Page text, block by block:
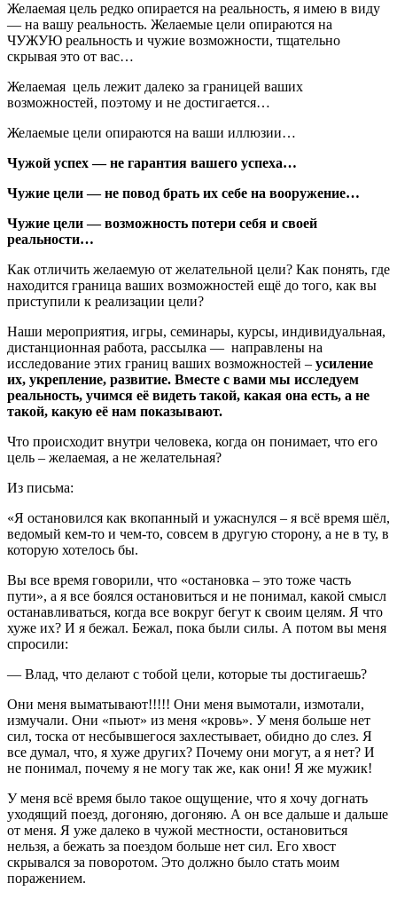
Желаемая цель редко опирается на реальность, я имею в виду
— на вашу реальность. Желаемые цели опираются на
ЧУЖУЮ реальность и чужие возможности, тщательно
скрывая это от вас…
Желаемая цель лежит далеко за границей ваших
возможностей, поэтому и не достигается…
Желаемые цели опираются на ваши иллюзии…
Чужой успех — не гарантия вашего успеха…
Чужие цели — не повод брать их себе на вооружение…
Чужие цели — возможность потери себя и своей
реальности…
Как отличить желаемую от желательной цели? Как понять, где
находится граница ваших возможностей ещё до того, как вы
приступили к реализации цели?
Наши мероприятия, игры, семинары, курсы, индивидуальная,
дистанционная работа, рассылка — направлены на
исследование этих границ ваших возможностей – усиление
их, укрепление, развитие. Вместе с вами мы исследуем
реальность, учимся её видеть такой, какая она есть, а не
такой, какую её нам показывают.
Что происходит внутри человека, когда он понимает, что его
цель – желаемая, а не желательная?
Из письма:
«Я остановился как вкопанный и ужаснулся – я всё время шёл,
ведомый кем-то и чем-то, совсем в другую сторону, а не в ту, в
которую хотелось бы.
Вы все время говорили, что «остановка – это тоже часть
пути», а я все боялся остановиться и не понимал, какой смысл
останавливаться, когда все вокруг бегут к своим целям. Я что
хуже их? И я бежал. Бежал, пока были силы. А потом вы меня
спросили:
— Влад, что делают с тобой цели, которые ты достигаешь?
Они меня выматывают!!!!! Они меня вымотали, измотали,
измучали. Они «пьют» из меня «кровь». У меня больше нет
сил, тоска от несбывшегося захлестывает, обидно до слез. Я
все думал, что, я хуже других? Почему они могут, а я нет? И
не понимал, почему я не могу так же, как они! Я же мужик!
У меня всё время было такое ощущение, что я хочу догнать
уходящий поезд, догоняю, догоняю. А он все дальше и дальше
от меня. Я уже далеко в чужой местности, остановиться
нельзя, а бежать за поездом больше нет сил. Его хвост
скрывался за поворотом. Это должно было стать моим
поражением.